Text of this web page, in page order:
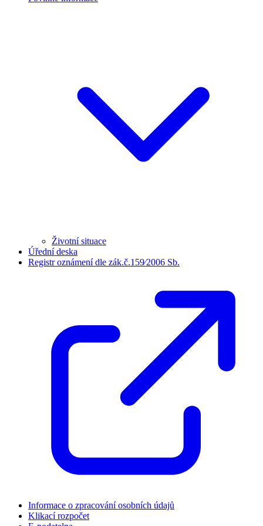
Životní situace
Úřední deska
Registr oznámení dle zák.č.159⁄2006 Sb.
Informace o zpracování osobních údajů
Klikací rozpočet